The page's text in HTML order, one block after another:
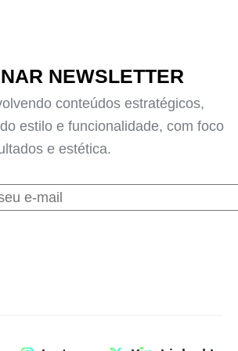
NEWSLETTER
conteúdos estratégicos,
estilo e funcionalidade, com foco
e estética.